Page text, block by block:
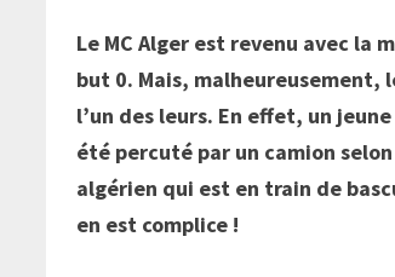
Le MC Alger est revenu avec la
but 0. Mais, malheureusement,
l’un des leurs. En effet, un
été percuté par un camion
algérien qui est en train de
en est complice !